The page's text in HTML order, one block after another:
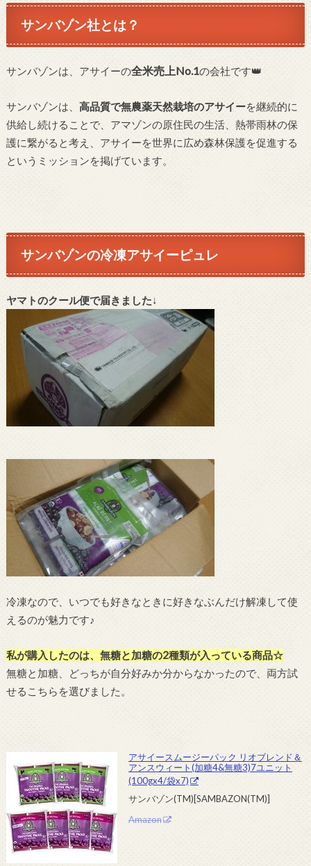
サンバゾン社とは？
サンバゾンは、アサイーの全米売上No.1の会社です👑
サンバゾンは、 高品質で無農薬天然栽培のアサイーを継続的に
供給し続けることで、アマゾンの原住民の生活、熱帯雨林の保
護に繋がると考え、アサイーを世界に広め森林保護を促進する
というミッションを掲げています。
サンバゾンの冷凍アサイーピュレ
ヤマトのクール便で届きました↓
冷凍なので、いつでも好きなときに好きなぶんだけ解凍して使
えるのが魅力です♪
私が購入したのは、無糖と加糖の2種類が入っている商品☆
無糖と加糖、どっちが自分好みか分からなかったので、両方試
せるこちらを選びました。
アサイースムージーパック リオブレンド＆
アンスウィート(加糖4&無糖3)7ユニット
(100gx4/袋x7)
サンバゾン(TM)[SAMBAZON(TM)]
Amazon